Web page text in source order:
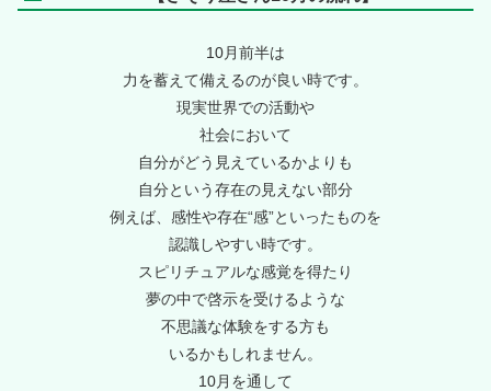
10月前半は
力を蓄えて備えるのが良い時です。
現実世界での活動や
社会において
自分がどう見えているかよりも
自分という存在の見えない部分
例えば、感性や存在“感”といったものを
認識しやすい時です。
スピリチュアルな感覚を得たり
夢の中で啓示を受けるような
不思議な体験をする方も
いるかもしれません。
10月を通して